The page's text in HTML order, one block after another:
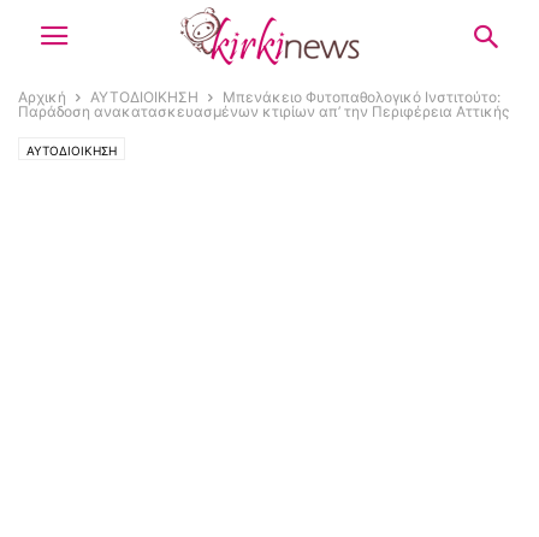
Αρχική ΑΥΤΟΔΙΟΙΚΗΣΗ
Μπενάκειο Φυτοπαθολογικό Ινστιτούτο:
Παράδοση ανακατασκευασμένων κτιρίων απ’ την Περιφέρεια Αττικής
ΑΥΤΟΔΙΟΙΚΗΣΗ